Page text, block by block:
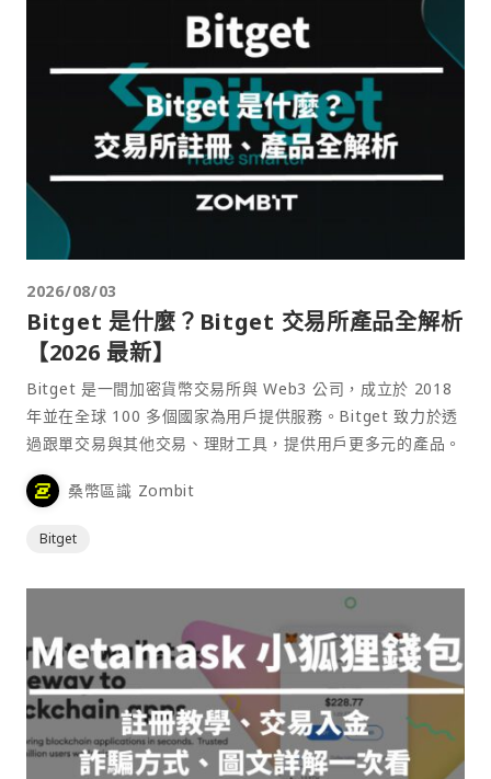
2026/08/03
Bitget 是什麼？Bitget 交易所產品全解析
【2026 最新】
Bitget 是一間加密貨幣交易所與 Web3 公司，成立於 2018
年並在全球 100 多個國家為用戶提供服務。Bitget 致力於透
過跟單交易與其他交易、理財工具，提供用戶更多元的產品。
桑幣區識 Zombit
Bitget